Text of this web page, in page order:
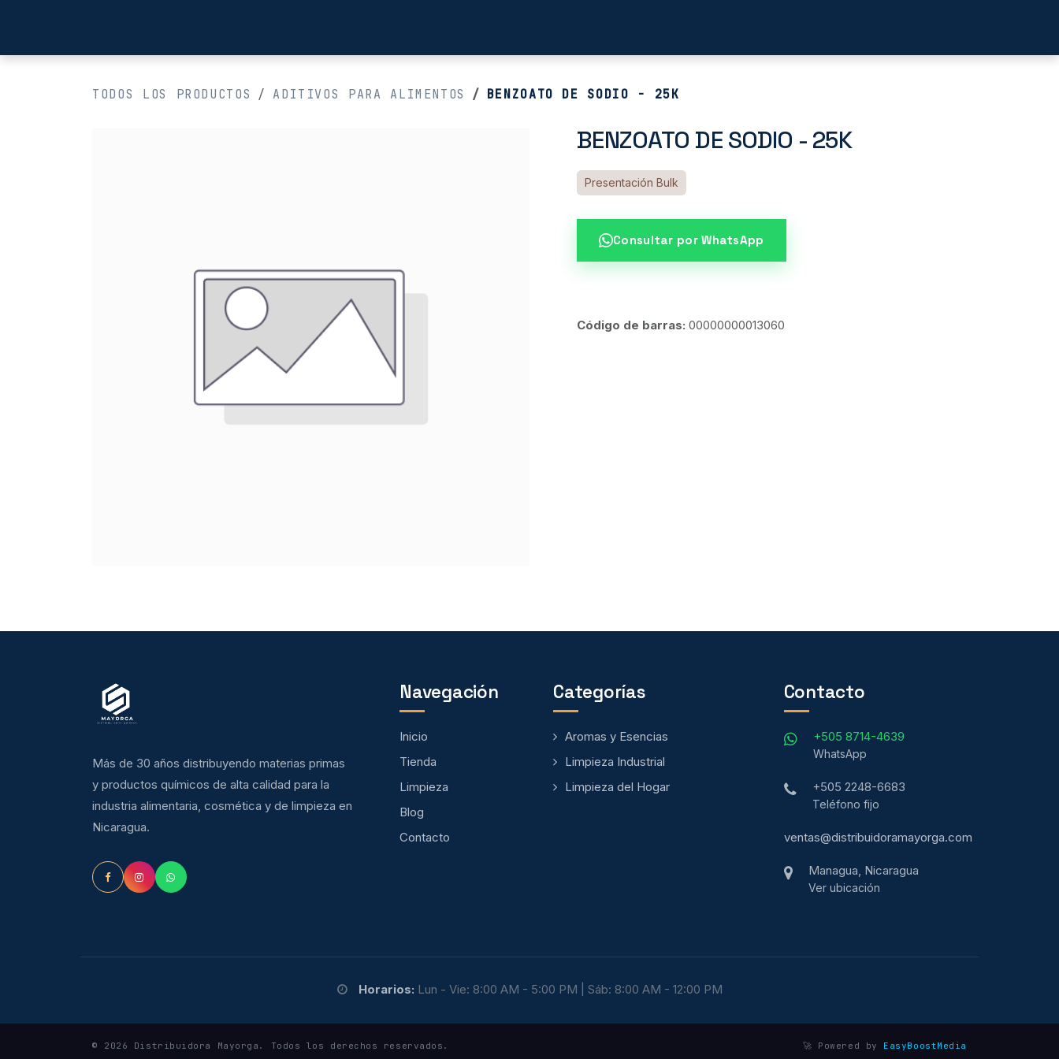
TODOS LOS PRODUCTOS ADITIVOS PARA ALIMENTOS BENZOATO DE SODIO - 25K
BENZOATO DE SODIO - 25K
Presentación Bulk
Consultar por WhatsApp
Código de barras: 00000000013060
Más de 30 años distribuyendo materias primas
y productos químicos de alta calidad para la
industria alimentaria, cosmética y de limpieza en
Nicaragua.
Navegación
Inicio
Tienda
Limpieza
Blog
Contacto
Categorías
Aromas y Esencias
Limpieza Industrial
Limpieza del Hogar
Contacto
+505 8714-4639
WhatsApp
+505 2248-6683
Teléfono fijo
ventas@distribuidoramayorga.com
Managua, Nicaragua
Ver ubicación
Horarios: Lun - Vie: 8:00 AM - 5:00 PM | Sáb: 8:00 AM - 12:00 PM
© 2026 Distribuidora Mayorga. Todos los derechos reservados. 🚀 Powered by EasyBoostMedia